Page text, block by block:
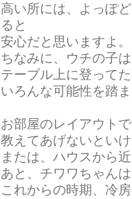
高い所には、よっぽ
ると
安心だと思いますよ。
ちなみに、ウチの子
テーブル上に登って
いろんな可能性を踏
お部屋のレイアウト
教えてあげないとい
または、ハウスから
あと、チワワちゃん
これからの時期、冷